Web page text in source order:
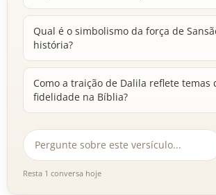
Qual é o simbolismo da força de
história?
Como a traição de Dalila reflete temas
fidelidade na Bíblia?
Resta 1 conversa hoje